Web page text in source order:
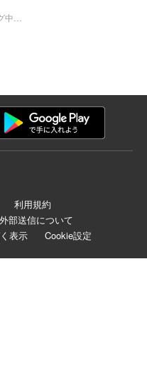
中…
利用規約
部送信について
表示
Cookie設定